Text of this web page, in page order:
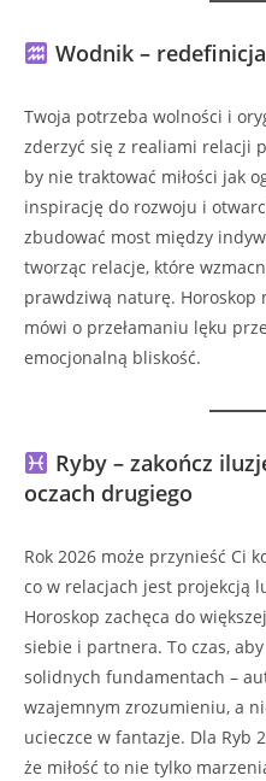
Wodnik –
Twoja potrzeba wolności i
zderzyć się z realiami relacji
by nie traktować miłości jak
inspirację do rozwoju i
zbudować most między
tworząc relacje, które
prawdziwą naturę. Horoskop
mówi o przełamaniu lęku
emocjonalną bliskość.
Ryby – zakończ
oczach drugiego
Rok 2026 może przynieść Ci
co w relacjach jest projekcją
Horoskop zachęca do
siebie i partnera. To czas,
solidnych fundamentach –
wzajemnym zrozumieniu, a
ucieczce w fantazje. Dla Ryb
że miłość to nie tylko